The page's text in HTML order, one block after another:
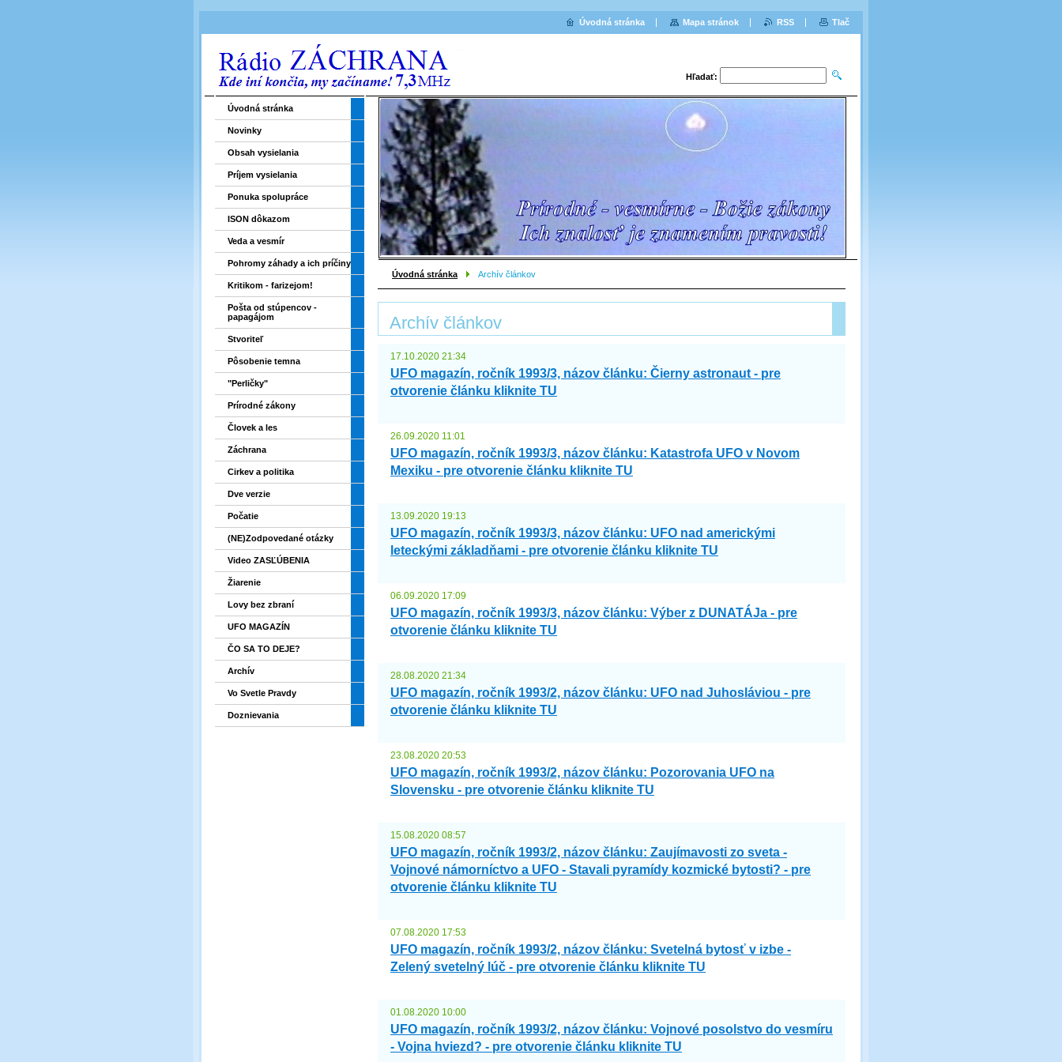
Hľadať:
Úvodná stránka Archív článkov
Archív článkov
17.10.2020 21:34
UFO magazín, ročník 1993/3, názov článku: Čierny astronaut - pre
otvorenie článku kliknite TU
26.09.2020 11:01
UFO magazín, ročník 1993/3, názov článku: Katastrofa UFO v Novom
Mexiku - pre otvorenie článku kliknite TU
13.09.2020 19:13
UFO magazín, ročník 1993/3, názov článku: UFO nad americkými
leteckými základňami - pre otvorenie článku kliknite TU
06.09.2020 17:09
UFO magazín, ročník 1993/3, názov článku: Výber z DUNATÁJa - pre
otvorenie článku kliknite TU
28.08.2020 21:34
UFO magazín, ročník 1993/2, názov článku: UFO nad Juhosláviou - pre
otvorenie článku kliknite TU
23.08.2020 20:53
UFO magazín, ročník 1993/2, názov článku: Pozorovania UFO na
Slovensku - pre otvorenie článku kliknite TU
15.08.2020 08:57
UFO magazín, ročník 1993/2, názov článku: Zaujímavosti zo sveta -
Vojnové námorníctvo a UFO - Stavali pyramídy kozmické bytosti? - pre
otvorenie článku kliknite TU
07.08.2020 17:53
UFO magazín, ročník 1993/2, názov článku: Svetelná bytosť v izbe -
Zelený svetelný lúč - pre otvorenie článku kliknite TU
01.08.2020 10:00
UFO magazín, ročník 1993/2, názov článku: Vojnové posolstvo do vesmíru
- Vojna hviezd? - pre otvorenie článku kliknite TU
Úvodná stránka
Novinky
Obsah vysielania
Príjem vysielania
Ponuka spolupráce
ISON dôkazom
Veda a vesmír
Pohromy záhady a ich príčiny
Kritikom - farizejom!
Pošta od stúpencov -
papagájom
Stvoriteľ
Pôsobenie temna
"Perličky"
Prírodné zákony
Človek a les
Záchrana
Cirkev a politika
Dve verzie
Počatie
(NE)Zodpovedané otázky
Video ZASĽÚBENIA
Žiarenie
Lovy bez zbraní
UFO MAGAZÍN
ČO SA TO DEJE?
Archív
Vo Svetle Pravdy
Doznievania
Úvodná stránka Mapa stránok RSS Tlač